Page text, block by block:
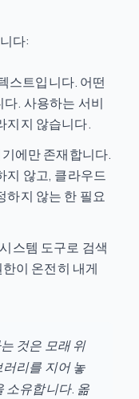
다:
스트입니다. 어떤
. 사용하는 서비
지지 않습니다.
에만 존재합니다.
지 않고, 클라우드
하지 않는 한 필요
스템 도구로 검색
이 온전히 내게
것은 모래 위
리를 지어 놓
소유합니다. 옮